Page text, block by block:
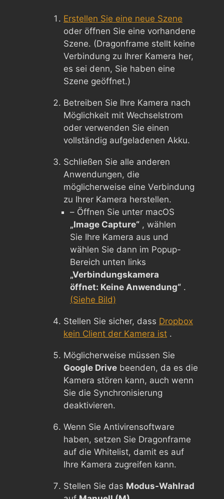
Erstellen Sie eine neue Szene
oder öffnen Sie eine vorhandene
Szene. (Dragonframe stellt keine
Verbindung zu Ihrer Kamera her,
es sei denn, Sie haben eine
Szene geöffnet.)
Betreiben Sie Ihre Kamera nach
Möglichkeit mit Wechselstrom
oder verwenden Sie einen
vollständig aufgeladenen Akku.
Schließen Sie alle anderen
Anwendungen, die
möglicherweise eine Verbindung
zu Ihrer Kamera herstellen.
– Öffnen Sie unter macOS
„Image Capture“ , wählen
Sie Ihre Kamera aus und
wählen Sie dann im Popup-
Bereich unten links
„Verbindungskamera
öffnet: Keine Anwendung“ .
(Siehe Bild)
Stellen Sie sicher, dass Dropbox
kein Client der Kamera ist .
Möglicherweise müssen Sie
Google Drive beenden, da es die
Kamera stören kann, auch wenn
Sie die Synchronisierung
deaktivieren.
Wenn Sie Antivirensoftware
haben, setzen Sie Dragonframe
auf die Whitelist, damit es auf
Ihre Kamera zugreifen kann.
Stellen Sie das Modus-Wahlrad